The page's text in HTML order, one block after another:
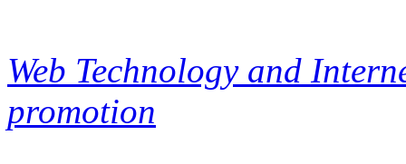
Web Technology and
promotion